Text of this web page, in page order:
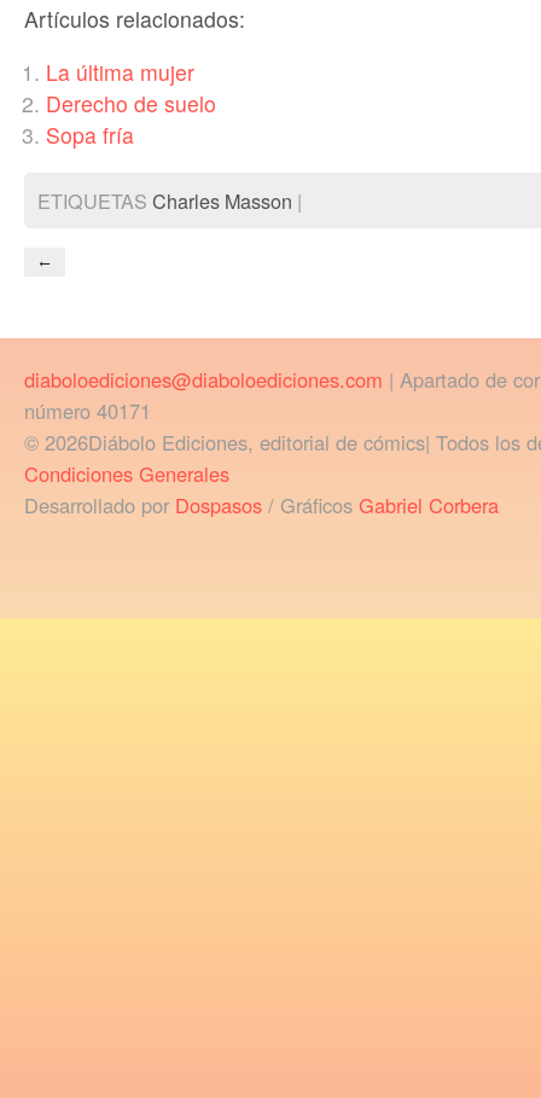
Artículos relacionados:
La última mujer
Derecho de suelo
Sopa fría
ETIQUETAS Charles Masson |
←
diaboloediciones@diaboloediciones.com | Apartado de
número 40171
© 2026Diábolo Ediciones, editorial de cómics| Todos los
Condiciones Generales
Desarrollado por Dospasos / Gráficos Gabriel Corbera